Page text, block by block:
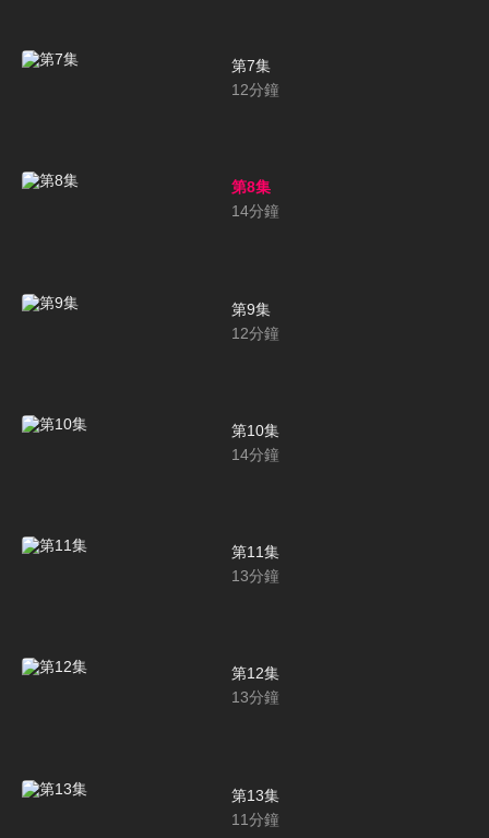
第7集
12分鐘
第8集
14分鐘
第9集
12分鐘
第10集
14分鐘
第11集
13分鐘
第12集
13分鐘
第13集
11分鐘